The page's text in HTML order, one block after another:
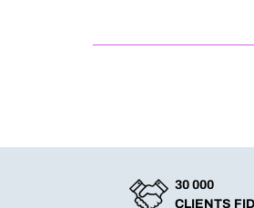
30 000
CLIENTS